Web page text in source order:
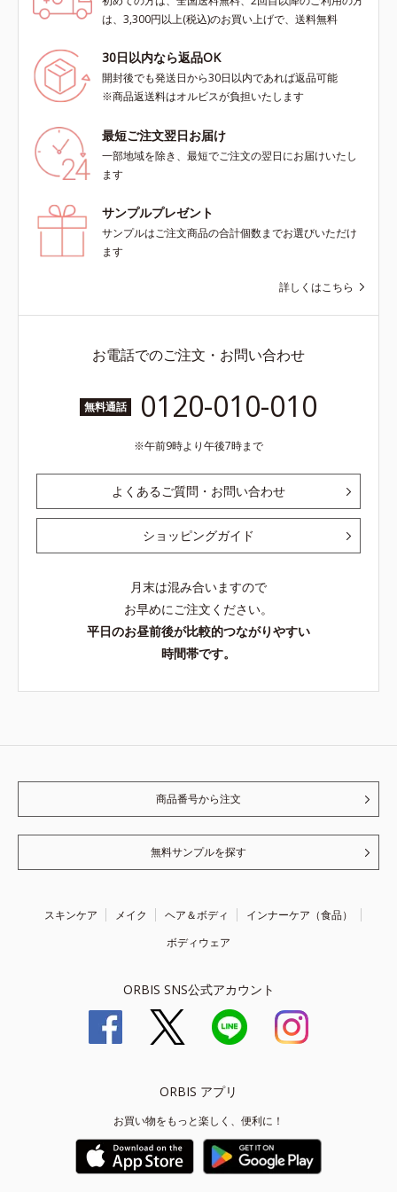
は、3,300円以上(税込)のお買い上げで、送料無料
30日以内なら返品OK
開封後でも発送日から30日以内であれば返品可能
※商品返送料はオルビスが負担いたします
最短ご注文翌日お届け
一部地域を除き、最短でご注文の翌日にお届けいたし
ます
サンプルプレゼント
サンプルはご注文商品の合計個数までお選びいただけ
ます
詳しくはこちら
お電話でのご注文・お問い合わせ
無料通話 0120-010-010
午前9時より午後7時まで
よくあるご質問・お問い合わせ
ショッピングガイド
月末は混み合いますので
お早めにご注文ください。
平日のお昼前後が比較的つながりやすい
時間帯です。
商品番号から注文
無料サンプルを探す
スキンケア メイク ヘア＆ボディ
インナーケア（食品）
ボディウェア
ORBIS SNS公式アカウント
ORBIS アプリ
お買い物をもっと楽しく、便利に！